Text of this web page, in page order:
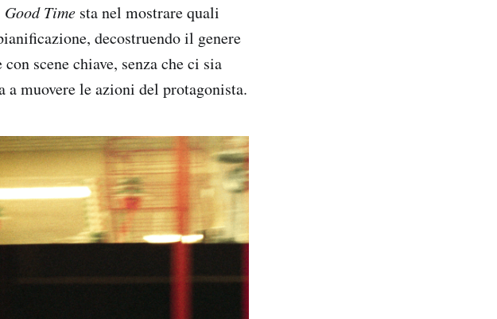
Good Time sta nel mostrare quali
decostruendo il genere
scene chiave, senza che ci sia
a muovere le azioni del protagonista.